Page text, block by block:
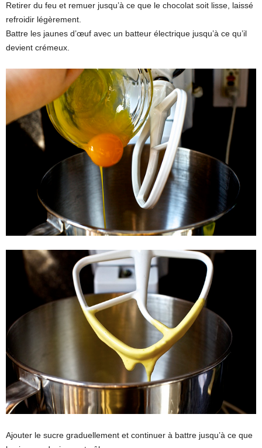
Retirer du feu et remuer jusqu’à ce que le chocolat soit lisse, laissé
refroidir légèrement.
Battre les jaunes d’œuf avec un batteur électrique jusqu’à ce qu’il
devient crémeux.
Ajouter le sucre graduellement et continuer à battre jusqu’à ce que